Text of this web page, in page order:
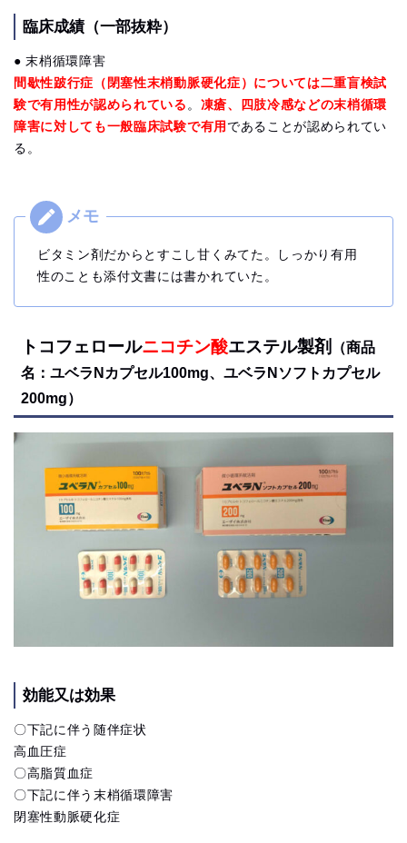
臨床成績（一部抜粋）
● 末梢循環障害
間歇性跛行症（閉塞性末梢動脈硬化症）については二重盲検試
験で有用性が認められている 。 凍瘡、四肢冷感などの末梢循環
障害に対しても一般臨床試験で有用 であることが認められてい
る。
ビタミン剤だからとすこし甘くみてた。しっかり有用
性のことも添付文書には書かれていた。
トコフェロールニコチン酸エステル製剤
（商品
名：ユベラNカプセル100mg、ユベラNソフトカプセル
200mg）
効能又は効果
〇下記に伴う随伴症状
高血圧症
〇高脂質血症
〇下記に伴う末梢循環障害
閉塞性動脈硬化症